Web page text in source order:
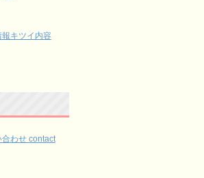
キツイ内容
わせ contact